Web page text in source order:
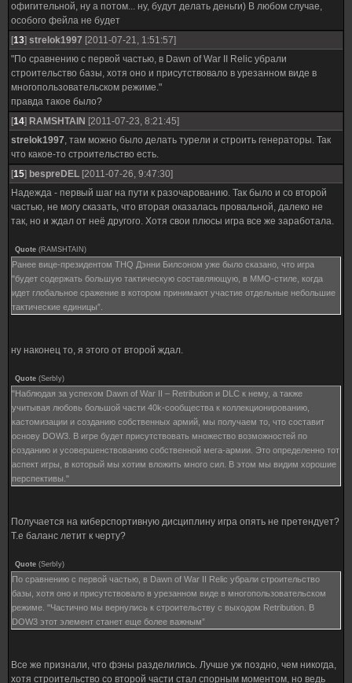
офигительной, ну а потом... ну, будут делать деньги) В любом случае,
особого фейла не будет
[13] strelok1997 [2011-07-21, 1:51:57]
"По сравнению с первой частью, в Dawn of War II Relic убрали
строительство базы, хотя оно и присутствовало в урезанном виде в
многопользовательском режиме."
правда такое было?
[14] RAMSHTAIN [2011-07-23, 8:21:45]
strelok1997, там можно было делать турели и строить генераторы. Так
что какое-то строительство есть.
[15] bespreDEL [2011-07-26, 9:47:30]
Надежда - первый шаг на пути к разочарованию. Так было и со второй
частью, не могу сказать, что вторая оказалась провальной, далеко не
так, но и ждал от неё другого. Хотя свои плюсы игра все же заработала.
Quote (RAMSHTAIN )
Ранее вице-президентом THQ Дэнни Билсоном уже было сказано, что игра
"будет содержать большую тактическую составляющую, в MMO-стиле, когда
идет глобальное сражение в котором принимают участие отдельные небольшие
тактические единицы”.
ну наконец то, я этого от второй ждал.
Quote (SerbIy)
"Наблюдая за успехом Dawn of War II – Retribution и DLC к нему, а также
учитывая любовь большой части 40k-сообщества к коллекционированию,
кастомизации и созданию собственных армий, мы получаем то, что составит
основу DOW3. В игре будет присутствовать множество возможностей по
созданию и усовершенствованию собственной мега-армии. Это определенно тот
аспект игры, в который мы хотим вложить много сил. В этом мы видим хорошие
перспективы."
Получается на киберспортивную дисциплину игра опять не претендует?
Т.е баланс летит к черту?
Quote (SerbIy)
По сравнению с первой частью, в Dawn of War II Relic убрали строительство
базы, хотя оно и присутствовало в урезанном виде в многопользовательском
режиме. "Частично мы вернулись к строительству с выходом Retribution. В
DOW3 этот элемент станет еще более важным”
Все же признали, что фэны разделились. Лучше уж поздно, чем никогда,
хотя строительство со второй части стал спорным моментом, но ведь